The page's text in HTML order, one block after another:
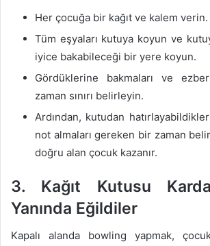
Her çocuğa bir kağıt ve kalem verin.
Tüm eşyaları kutuya koyun ve
iyice bakabileceği bir yere koyun.
Gördüklerine bakmaları ve
zaman sınırı belirleyin.
Ardından, kutudan
not almaları gereken bir zaman
doğru alan çocuk kazanır.
3. Kağıt Kutusu
Yanında Eğildiler
Kapalı alanda bowling yapmak,